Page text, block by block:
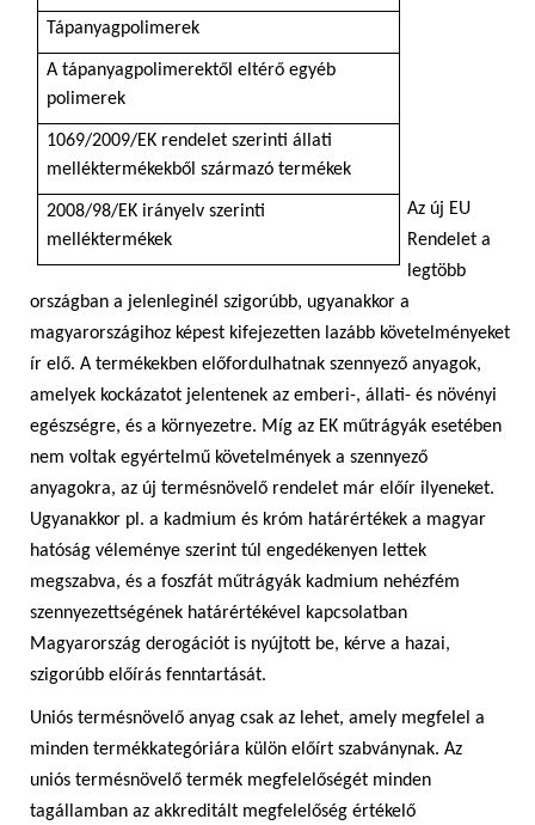
Tápanyagpolimerek
A tápanyagpolimerektől eltérő egyéb
polimerek
1069/2009/EK rendelet szerinti állati
melléktermékekből származó termékek
2008/98/EK irányelv szerinti
melléktermékek
Az új EU
Rendelet a
legtöbb
országban a jelenleginél szigorúbb, ugyanakkor a
magyarországihoz képest kifejezetten lazább követelményeket
ír elő. A termékekben előfordulhatnak szennyező anyagok,
amelyek kockázatot jelentenek az emberi-, állati- és növényi
egészségre, és a környezetre. Míg az EK műtrágyák esetében
nem voltak egyértelmű követelmények a szennyező
anyagokra, az új termésnövelő rendelet már előír ilyeneket.
Ugyanakkor pl. a kadmium és króm határértékek a magyar
hatóság véleménye szerint túl engedékenyen lettek
megszabva, és a foszfát műtrágyák kadmium nehézfém
szennyezettségének határértékével kapcsolatban
Magyarország derogációt is nyújtott be, kérve a hazai,
szigorúbb előírás fenntartását.
Uniós termésnövelő anyag csak az lehet, amely megfelel a
minden termékkategóriára külön előírt szabványnak. Az
uniós termésnövelő termék megfelelőségét minden
tagállamban az akkreditált megfelelőség értékelő